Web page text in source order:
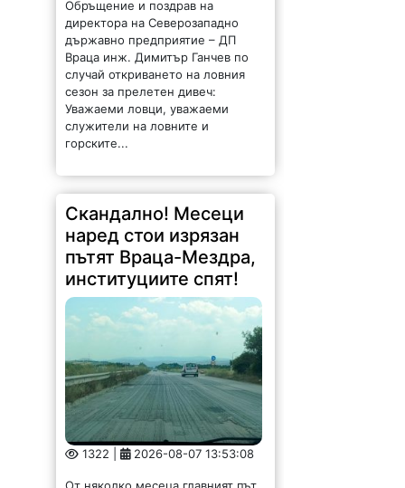
Обръщение и поздрав на
директора на Северозападно
държавно предприятие – ДП
Враца инж. Димитър Ганчев по
случай откриването на ловния
сезон за прелетен дивеч:
Уважаеми ловци, уважаеми
служители на ловните и
горските...
Скандално! Месеци
наред стои изрязан
пътят Враца-Мездра,
институциите спят!
1322 | 2026-08-07 13:53:08
От няколко месеца главният път